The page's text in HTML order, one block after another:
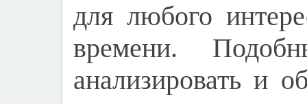
для любого
времени.
анализировать и